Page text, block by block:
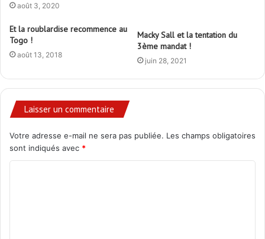
août 3, 2020
Et la roublardise recommence au
Togo !
août 13, 2018
Macky Sall et la tentation du
3ème mandat !
juin 28, 2021
Laisser un commentaire
Votre adresse e-mail ne sera pas publiée. Les champs obligatoires
sont indiqués avec *